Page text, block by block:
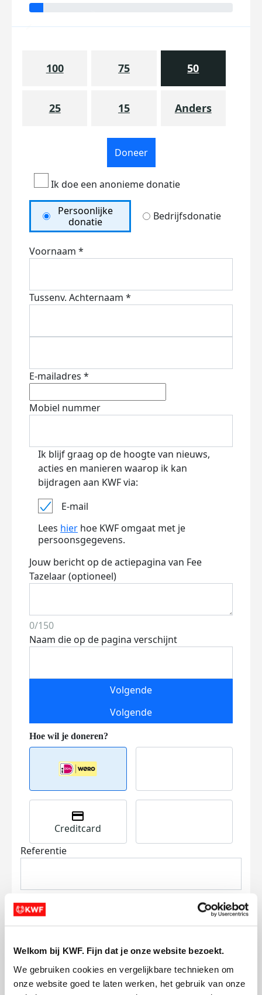
Welkom bij KWF. Fijn dat je onze website bezoekt.
We gebruiken cookies en vergelijkbare technieken om
onze website goed te laten werken, het gebruik van onze
100 75 50
25 15 Anders
Doneer
Ik doe een anonieme donatie
Persoonlijke
donatie
Bedrijfsdonatie
Voornaam *
Tussenv. Achternaam *
E-mailadres *
Mobiel nummer
Ik blijf graag op de hoogte van nieuws,
acties en manieren waarop ik kan
bijdragen aan KWF via:
E-mail
Lees hier hoe KWF omgaat met je
persoonsgegevens.
Jouw bericht op de actiepagina van Fee
Tazelaar (optioneel)
0/150
Naam die op de pagina verschijnt
Volgende
Volgende
Creditcard
Referentie
Ik wil bijdragen aan de transactiekosten
en betaal €0.75 extra.